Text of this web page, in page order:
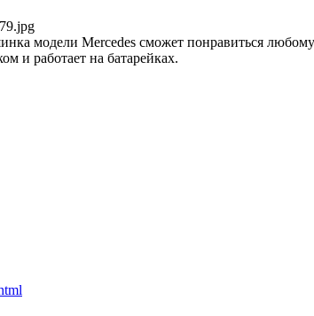
модели Mercedes сможет понравиться
и работает на батарейках.